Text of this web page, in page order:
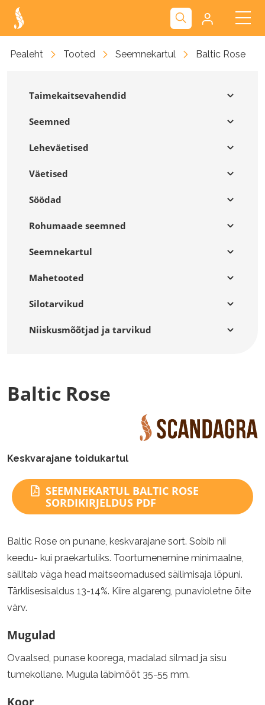
Kliendiportaal
Pealeht Tooted Seemnekartul Baltic Rose
Taimekaitsevahendid
Seemned
Leheväetised
Väetised
Söödad
Rohumaade seemned
Seemnekartul
Mahetooted
Silotarvikud
Niiskusmõõtjad ja tarvikud
Baltic Rose
Keskvarajane toidukartul
SEEMNEKARTUL BALTIC ROSE
SORDIKIRJELDUS PDF
Baltic Rose on punane, keskvarajane sort. Sobib nii
keedu- kui praekartuliks. Toortumenemine minimaalne,
säilitab väga head maitseomadused säilimisaja lõpuni.
Tärklisesisaldus 13-14%. Kiire algareng, punavioletne õite
värv.
Mugulad
Ovaalsed, punase koorega, madalad silmad ja sisu
tumekollane. Mugula läbimõõt 35-55 mm.
Koor